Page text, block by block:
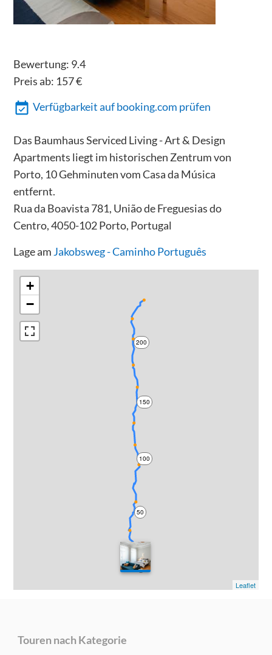
Bewertung: 9.4
Preis ab: 157€
Verfügbarkeit auf booking.com prüfen
Das Baumhaus Serviced Living - Art & Design
Apartments liegt im historischen Zentrum von
Porto, 10 Gehminuten vom Casa da Música
entfernt.
Rua da Boavista 781, União de Freguesias do
Centro, 4050-102 Porto, Portugal
Lage am Jakobsweg - Caminho Português
0
50
100
150
200
+
−
Leaflet
Touren nach Kategorie